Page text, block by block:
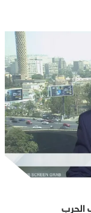
الحرب